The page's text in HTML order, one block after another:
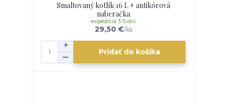
Smaltovaný kotlík 16 L + antikórová
naberačka
29,50 €/ks
expedícia 3-5 dní
Pridať do košíka